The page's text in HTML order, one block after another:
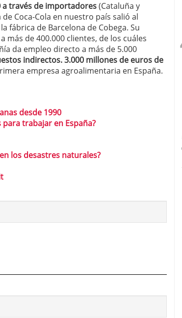
a través de importadores(Cataluña y
Coca-Cola en nuestro país salió al
fábrica de Barcelona de Cobega. Su
de 400.000 clientes, de los cuáles
da empleo directo a más de 5.000
indirectos. 3.000 millones de euros de
empresa agroalimentaria en España.
desde 1990
trabajar en España?
los desastres naturales?